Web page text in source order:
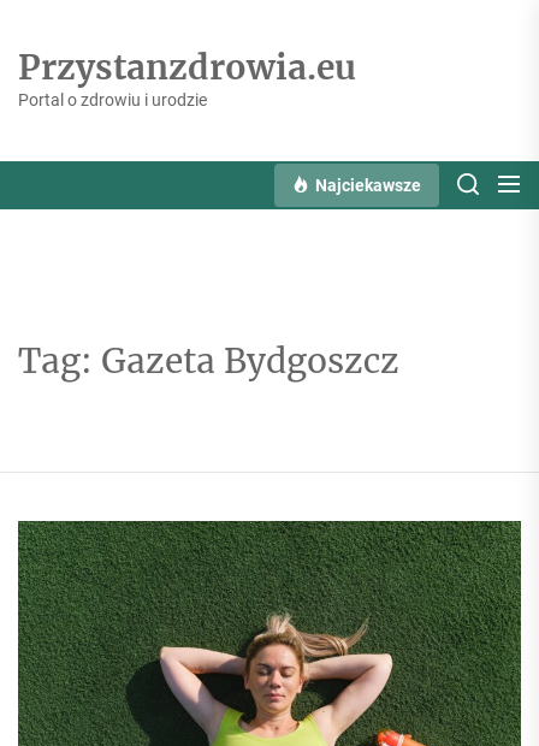
content
Przystanzdrowia.eu
Portal o zdrowiu i urodzie
Najciekawsze
Tag: Gazeta Bydgoszcz